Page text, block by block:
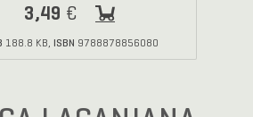
3,49 €
188.8 KB, ISBN 9788878856080